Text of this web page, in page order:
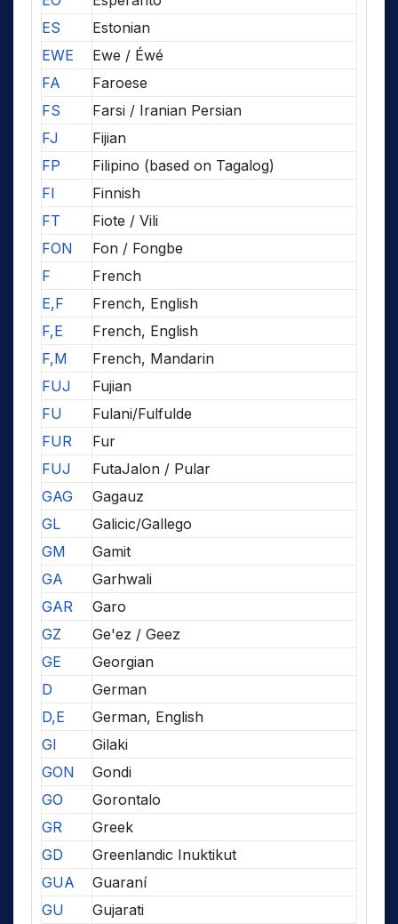
ES
Estonian
EWE
Ewe / Éwé
FA
Faroese
FS
Farsi / Iranian Persian
FJ
Fijian
FP
Filipino (based on Tagalog)
FI
Finnish
FT
Fiote / Vili
FON
Fon / Fongbe
F
French
E,F
French, English
F,E
French, English
F,M
French, Mandarin
FUJ
Fujian
FU
Fulani/Fulfulde
FUR
Fur
FUJ
FutaJalon / Pular
GAG
Gagauz
GL
Galicic/Gallego
GM
Gamit
GA
Garhwali
GAR
Garo
GZ
Ge'ez / Geez
GE
Georgian
D
German
D,E
German, English
GI
Gilaki
GON
Gondi
GO
Gorontalo
GR
Greek
GD
Greenlandic Inuktikut
GUA
Guaraní
GU
Gujarati